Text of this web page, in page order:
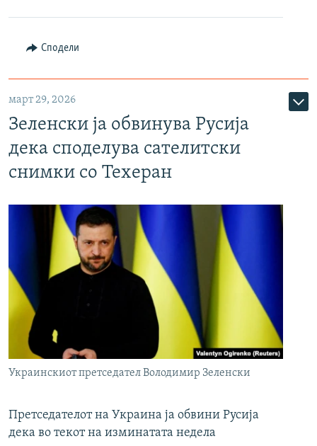
Сподели
март 29, 2026
Зеленски ја обвинува Русија
дека споделува сателитски
снимки со Техеран
Украинскиот претседател Володимир Зеленски
Претседателот на Украина ја обвини Русија
дека во текот на изминатата недела